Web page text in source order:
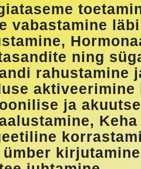
vabastamine
ning
rahustamine
ja